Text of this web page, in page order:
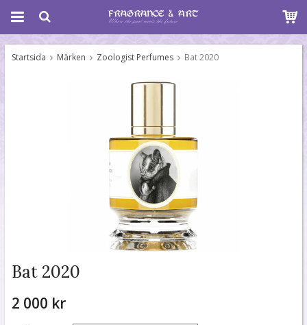
Startsida Märken Zoologist Perfumes Bat 2020
Bat 2020
2 000 kr